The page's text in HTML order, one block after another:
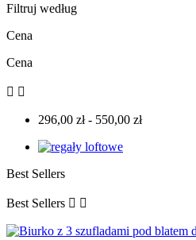
Filtruj według
Cena
Cena
 
296,00 zł - 550,00 zł
Best Sellers
Best Sellers  